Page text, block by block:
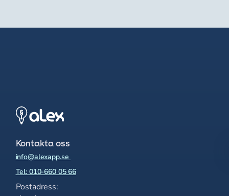
Kontakta oss
info@alexapp.se
Tel: 010-660 05 66
Postadress: